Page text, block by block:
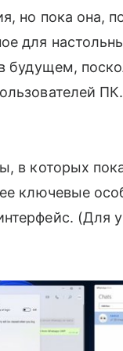
но пока она,
для
будущем,
в которых
ключевые
(Для